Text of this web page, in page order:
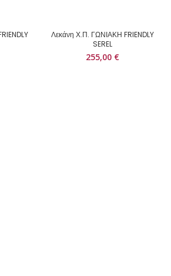
Λεκάνη Χ.Π. ΓΩΝΙΑΚΗ FRIENDLY
SEREL
255,00 €